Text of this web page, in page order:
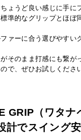
ょうど良い感じに手に
準的なグリップとほぼ
ァーに合う選びやすい
そのまま打感にも繋が
で、ぜひお試しくださ
GRIP（ワタナ
計でスイング